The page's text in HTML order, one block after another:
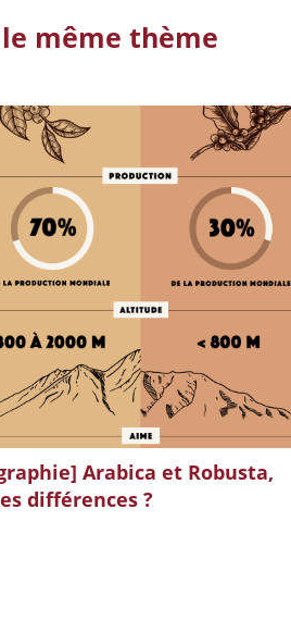
même thème
Arabica et Robusta,
différences ?